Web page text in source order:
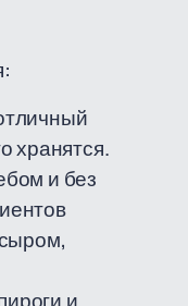
хранятся.
и без